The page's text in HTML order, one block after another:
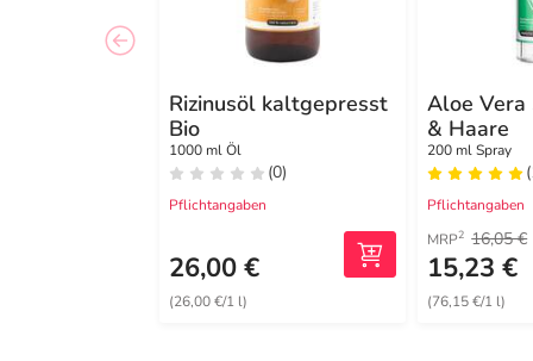
Rizinusöl kaltgepresst
Bio
1000 ml Öl
(0)
Pflichtangaben
26,00 €
(26,00 €/1 l)
Aloe Vera
& Haare
200 ml Spray
Pflichtangaben
MRP2 16,05 €
15,23 €
(76,15 €/1 l)